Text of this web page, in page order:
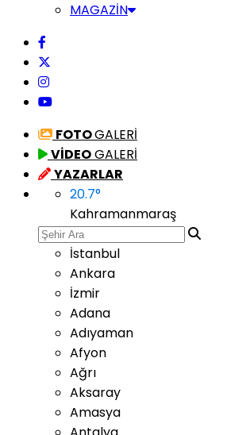
MAGAZİN
FOTOGALERİ
VİDEOGALERİ
YAZARLAR
20.7°
Kahramanmaraş
İstanbul
Ankara
İzmir
Adana
Adıyaman
Afyon
Ağrı
Aksaray
Amasya